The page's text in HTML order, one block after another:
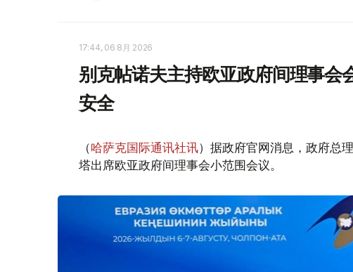
17:44, 06 8月 2026
别克帖诺夫主持欧亚政府间理事会
安全
（哈萨克国际通讯社讯）据政府官网消息，政府总
塔出席欧亚政府间理事会小范围会议。